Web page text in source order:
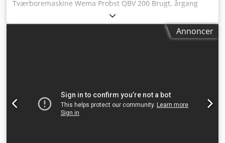
Tværboremaskine Wema Probst QBV 200 Brugt, årgang
2020 Maskinen er i en næsten ny stand, der er udført
mindre end 30 boringer på den. Til udførelse af tværsnit
og boringer i rundfræste eller profilerede træemner. Med
blomsterkummer, højbede, autoværn m.m.
Tværboremaskinen består af en grundramme i stål-
svejsekonstruktion med svingbar boredel og
Annoncer